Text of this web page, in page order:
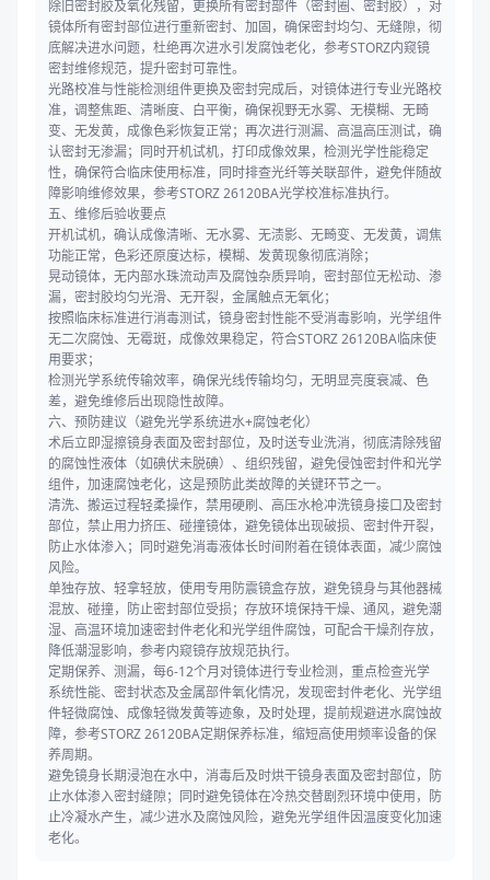
除旧密封胶及氧化残留，更换所有密封部件（密封圈、密封胶），对
镜体所有密封部位进行重新密封、加固，确保密封均匀、无缝隙，彻
底解决进水问题，杜绝再次进水引发腐蚀老化，参考STORZ内窥镜
密封维修规范，提升密封可靠性。
光路校准与性能检测组件更换及密封完成后，对镜体进行专业光路校
准，调整焦距、清晰度、白平衡，确保视野无水雾、无模糊、无畸
变、无发黄，成像色彩恢复正常；再次进行测漏、高温高压测试，确
认密封无渗漏；同时开机试机，打印成像效果，检测光学性能稳定
性，确保符合临床使用标准，同时排查光纤等关联部件，避免伴随故
障影响维修效果，参考STORZ 26120BA光学校准标准执行。
五、维修后验收要点
开机试机，确认成像清晰、无水雾、无渍影、无畸变、无发黄，调焦
功能正常，色彩还原度达标，模糊、发黄现象彻底消除；
晃动镜体，无内部水珠流动声及腐蚀杂质异响，密封部位无松动、渗
漏，密封胶均匀光滑、无开裂，金属触点无氧化；
按照临床标准进行消毒测试，镜身密封性能不受消毒影响，光学组件
无二次腐蚀、无霉斑，成像效果稳定，符合STORZ 26120BA临床使
用要求；
检测光学系统传输效率，确保光线传输均匀，无明显亮度衰减、色
差，避免维修后出现隐性故障。
六、预防建议（避免光学系统进水+腐蚀老化）
术后立即湿擦镜身表面及密封部位，及时送专业洗消，彻底清除残留
的腐蚀性液体（如碘伏未脱碘）、组织残留，避免侵蚀密封件和光学
组件，加速腐蚀老化，这是预防此类故障的关键环节之一。
清洗、搬运过程轻柔操作，禁用硬刷、高压水枪冲洗镜身接口及密封
部位，禁止用力挤压、碰撞镜体，避免镜体出现破损、密封件开裂，
防止水体渗入；同时避免消毒液体长时间附着在镜体表面，减少腐蚀
风险。
单独存放、轻拿轻放，使用专用防震镜盒存放，避免镜身与其他器械
混放、碰撞，防止密封部位受损；存放环境保持干燥、通风，避免潮
湿、高温环境加速密封件老化和光学组件腐蚀，可配合干燥剂存放，
降低潮湿影响，参考内窥镜存放规范执行。
定期保养、测漏，每6-12个月对镜体进行专业检测，重点检查光学
系统性能、密封状态及金属部件氧化情况，发现密封件老化、光学组
件轻微腐蚀、成像轻微发黄等迹象，及时处理，提前规避进水腐蚀故
障，参考STORZ 26120BA定期保养标准，缩短高使用频率设备的保
养周期。
避免镜身长期浸泡在水中，消毒后及时烘干镜身表面及密封部位，防
止水体渗入密封缝隙；同时避免镜体在冷热交替剧烈环境中使用，防
止冷凝水产生，减少进水及腐蚀风险，避免光学组件因温度变化加速
老化。